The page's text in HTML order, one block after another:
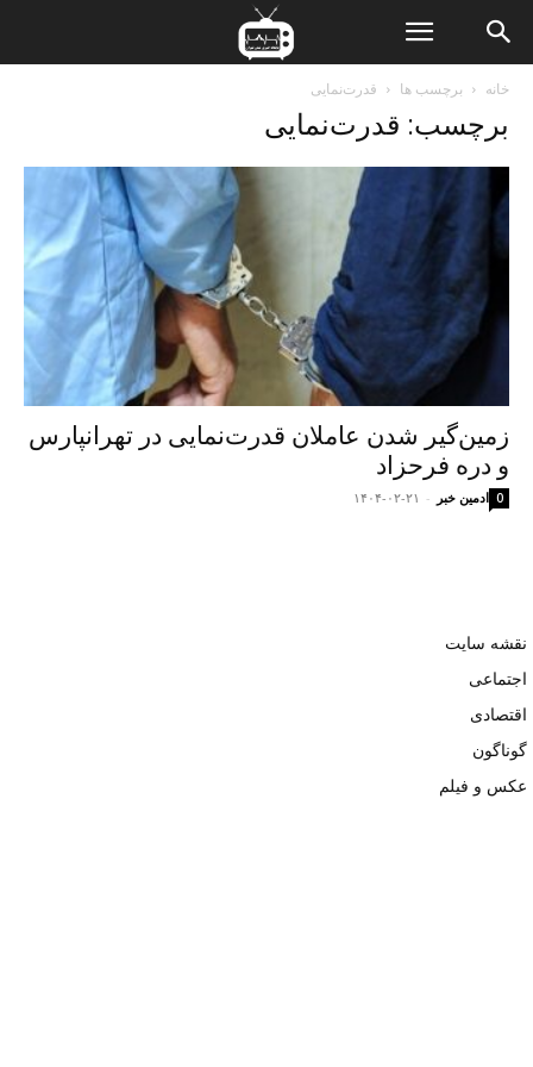
خانه برچسب ها قدرت‌نمایی
برچسب: قدرت‌نمایی
زمین‌گیر شدن عاملان قدرت‌نمایی در تهرانپارس
و دره فرحزاد
ادمین خبر - ۱۴۰۴-۰۲-۲۱ 0
نقشه سایت
اجتماعی
اقتصادی
گوناگون
عکس و فیلم